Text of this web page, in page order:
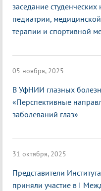
заседание
педиатрии,
терапии и спортивной
05 ноября, 2025
В УфНИИ глазных
«Перспективные
заболеваний глаз»
31 октября, 2025
Представители
приняли участие в I